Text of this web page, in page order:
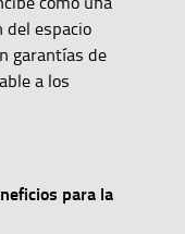
del espacio
garantías de
a los
para la